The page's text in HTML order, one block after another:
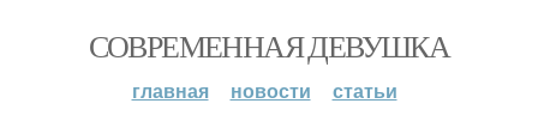
СОВРЕМЕННАЯ ДЕВУШКА
главная новости статьи